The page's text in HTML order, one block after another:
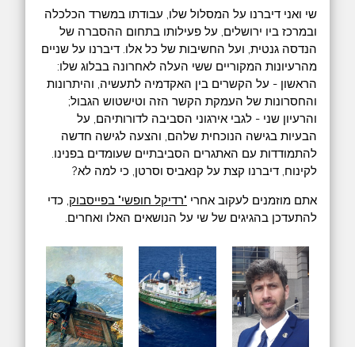
שי ואני דיברנו על המסלול שלו, עבודתו במשרד הכלכלה
ובמרכז ביו ירושלים, על פעילותו בתחום ההסברה של
הנדסה גנטית, ועל החשיבות של כל אלו. דיברנו על שניים
מהרעיונות המקוריים ששי העלה לאחרונה בבלוג שלו:
הראשון - על הקשרים בין האקדמיה לתעשיה, והיתרונות
והחסרונות של העמקת הקשר הזה וטישטוש הגבול;
והרעיון שני - לגבי אירגוני הסביבה לדורותיהם, על
הבעיות בגישה הנוכחית שלהם, והצעה לגישה חדשה
להתמודדות עם האתגרים הסביבתיים שעומדים בפנינו.
לקינוח, דיברנו קצת על קנאביס וסרטן, כי למה לא?
אתם מוזמנים לעקוב אחרי "רדיקל חופשי" בפייסבוק, כדי
להתעדכן בהגיגים של שי על הנושאים האלו ואחרים.